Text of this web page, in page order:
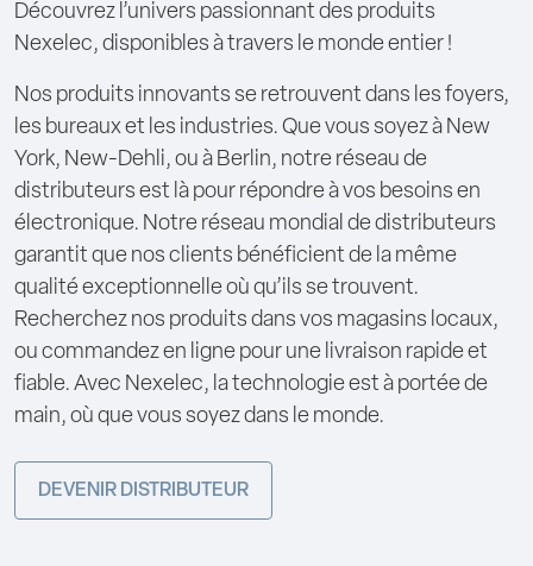
Découvrez l’univers passionnant des produits
Nexelec, disponibles à travers le monde entier !
Nos produits innovants se retrouvent dans les foyers,
les bureaux et les industries. Que vous soyez à New
York, New-Dehli, ou à Berlin, notre réseau de
distributeurs est là pour répondre à vos besoins en
électronique. Notre réseau mondial de distributeurs
garantit que nos clients bénéficient de la même
qualité exceptionnelle où qu’ils se trouvent.
Recherchez nos produits dans vos magasins locaux,
ou commandez en ligne pour une livraison rapide et
fiable. Avec Nexelec, la technologie est à portée de
main, où que vous soyez dans le monde.
DEVENIR DISTRIBUTEUR